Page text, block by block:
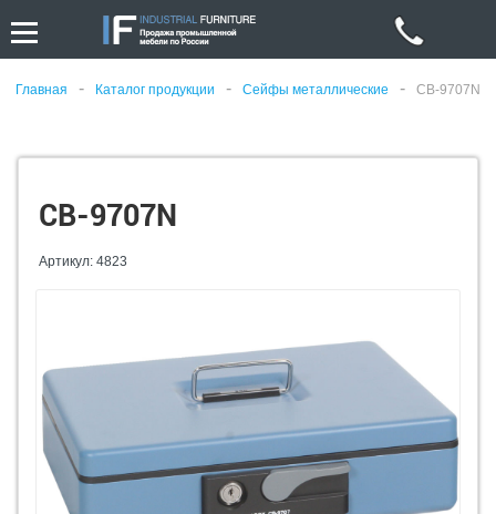
Главная - Каталог продукции - Сейфы металлические - CB-9707N
CB-9707N
Артикул: 4823